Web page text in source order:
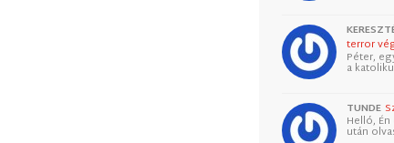
terror
Péter,
a
TUNDE
Helló,
után